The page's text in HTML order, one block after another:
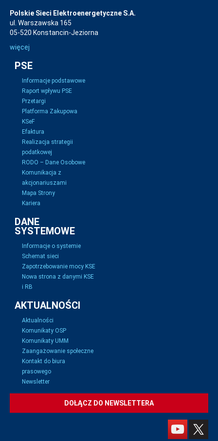
Polskie Sieci Elektroenergetyczne S.A.
ul. Warszawska 165
05-520 Konstancin-Jeziorna
więcej
PSE
Informacje podstawowe
Raport wpływu PSE
Przetargi
Platforma Zakupowa
KSeF
Efaktura
Realizacja strategii
podatkowej
RODO – Dane Osobowe
Komunikacja z
akcjonariuszami
Mapa Strony
Kariera
DANE
SYSTEMOWE
Informacje o systemie
Schemat sieci
Zapotrzebowanie mocy KSE
Nowa strona z danymi KSE
i RB
AKTUALNOŚCI
Aktualności
Komunikaty OSP
Komunikaty UMM
Zaangażowanie społeczne
Kontakt do biura
prasowego
Newsletter
DOŁĄCZ DO NEWSLETTERA